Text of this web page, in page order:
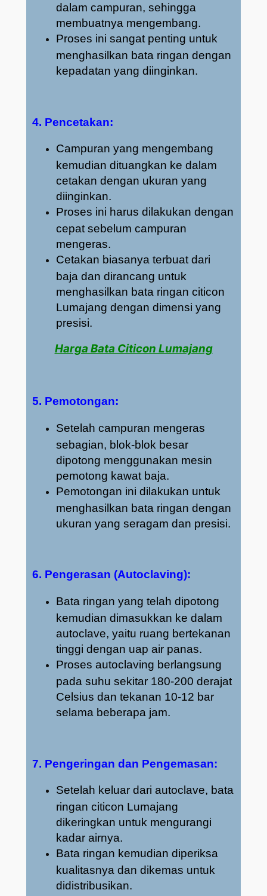
dalam campuran, sehingga
membuatnya mengembang.
Proses ini sangat penting untuk
menghasilkan bata ringan dengan
kepadatan yang diinginkan.
4. Pencetakan:
Campuran yang mengembang
kemudian dituangkan ke dalam
cetakan dengan ukuran yang
diinginkan.
Proses ini harus dilakukan dengan
cepat sebelum campuran
mengeras.
Cetakan biasanya terbuat dari
baja dan dirancang untuk
menghasilkan bata ringan citicon
Lumajang dengan dimensi yang
presisi.
Harga Bata Citicon Lumajang
5. Pemotongan:
Setelah campuran mengeras
sebagian, blok-blok besar
dipotong menggunakan mesin
pemotong kawat baja.
Pemotongan ini dilakukan untuk
menghasilkan bata ringan dengan
ukuran yang seragam dan presisi.
6. Pengerasan (Autoclaving):
Bata ringan yang telah dipotong
kemudian dimasukkan ke dalam
autoclave, yaitu ruang bertekanan
tinggi dengan uap air panas.
Proses autoclaving berlangsung
pada suhu sekitar 180-200 derajat
Celsius dan tekanan 10-12 bar
selama beberapa jam.
7. Pengeringan dan Pengemasan:
Setelah keluar dari autoclave, bata
ringan citicon Lumajang
dikeringkan untuk mengurangi
kadar airnya.
Bata ringan kemudian diperiksa
kualitasnya dan dikemas untuk
didistribusikan.